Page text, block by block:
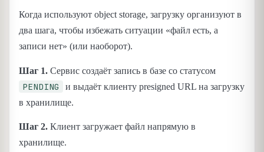
Когда используют object storage, загрузку организуют в
два шага, чтобы избежать ситуации «файл есть, а
записи нет» (или наоборот).
Шаг 1. Сервис создаёт запись в базе со статусом
PENDING
и выдаёт клиенту presigned URL на загрузку
в хранилище.
Шаг 2. Клиент загружает файл напрямую в
хранилище.